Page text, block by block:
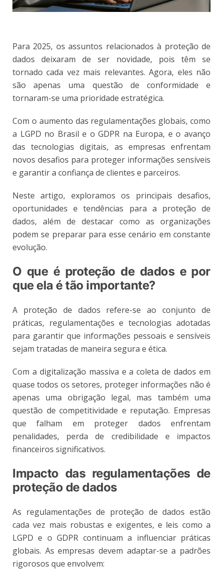
Para 2025, os assuntos relacionados à proteção de
dados deixaram de ser novidade, pois têm se
tornado cada vez mais relevantes. Agora, eles não
são apenas uma questão de conformidade e
tornaram-se uma prioridade estratégica.
Com o aumento das regulamentações globais, como
a LGPD no Brasil e o GDPR na Europa, e o avanço
das tecnologias digitais, as empresas enfrentam
novos desafios para proteger informações sensíveis
e garantir a confiança de clientes e parceiros.
Neste artigo, exploramos os principais desafios,
oportunidades e tendências para a proteção de
dados, além de destacar como as organizações
podem se preparar para esse cenário em constante
evolução.
O que é proteção de dados e por
que ela é tão importante?
A proteção de dados refere-se ao conjunto de
práticas, regulamentações e tecnologias adotadas
para garantir que informações pessoais e sensíveis
sejam tratadas de maneira segura e ética.
Com a digitalização massiva e a coleta de dados em
quase todos os setores, proteger informações não é
apenas uma obrigação legal, mas também uma
questão de competitividade e reputação. Empresas
que falham em proteger dados enfrentam
penalidades, perda de credibilidade e impactos
financeiros significativos.
Impacto das regulamentações de
proteção de dados
As regulamentações de proteção de dados estão
cada vez mais robustas e exigentes, e leis como a
LGPD e o GDPR continuam a influenciar práticas
globais. As empresas devem adaptar-se a padrões
rigorosos que envolvem: